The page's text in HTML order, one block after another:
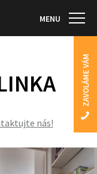
ZAVOLÁME VÁM
MENU
nás!